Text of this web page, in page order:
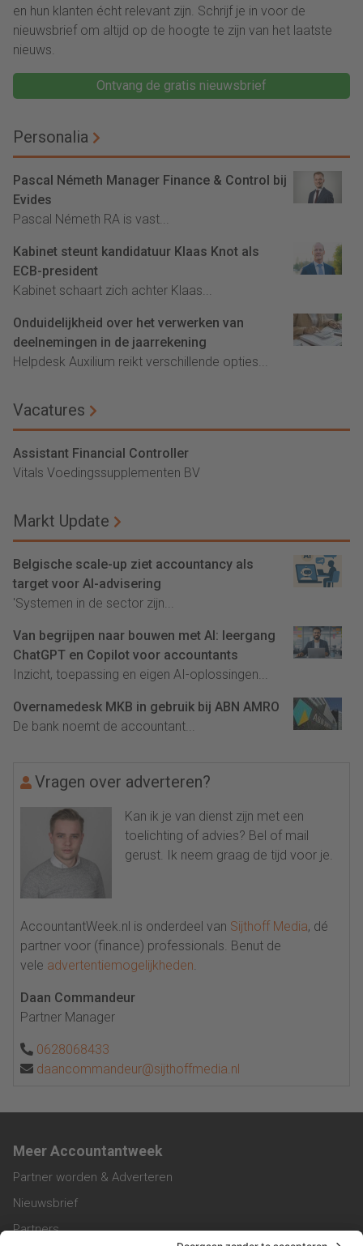
en hun klanten écht relevant zijn. Schrijf je in voor de
nieuwsbrief om altijd op de hoogte te zijn van het laatste
nieuws.
Ontvang de gratis nieuwsbrief
Personalia
Pascal Németh Manager Finance & Control bij
Evides
Pascal Németh RA is vast...
Kabinet steunt kandidatuur Klaas Knot als
ECB-president
Kabinet schaart zich achter Klaas...
Onduidelijkheid over het verwerken van
deelnemingen in de jaarrekening
Helpdesk Auxilium reikt verschillende opties...
Vacatures
Assistant Financial Controller
Vitals Voedingssupplementen BV
Markt Update
Belgische scale-up ziet accountancy als
target voor AI-advisering
'Systemen in de sector zijn...
Van begrijpen naar bouwen met AI: leergang
ChatGPT en Copilot voor accountants
Inzicht, toepassing en eigen AI-oplossingen...
Overnamedesk MKB in gebruik bij ABN AMRO
De bank noemt de accountant...
Vragen over adverteren?
Kan ik je van dienst zijn met een
toelichting of advies? Bel of mail
gerust. Ik neem graag de tijd voor je.
AccountantWeek.nl is onderdeel van Sijthoff Media, dé
partner voor (finance) professionals. Benut de
vele advertentiemogelijkheden.
Daan Commandeur
Partner Manager
0628068433
daancommandeur@sijthoffmedia.nl
Meer Accountantweek
Partner worden & Adverteren
Nieuwsbrief
Partners